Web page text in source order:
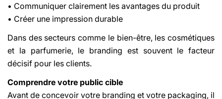
• Communiquer clairement les avantages du produit
• Créer une impression durable
Dans des secteurs comme le bien-être, les cosmétiques
et la parfumerie, le branding est souvent le facteur
décisif pour les clients.
Comprendre votre public cible
Avant de concevoir votre branding et votre packaging, il